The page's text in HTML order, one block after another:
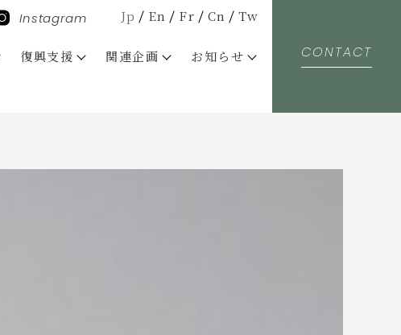
Jp En Fr Cn Tw
Instagram
CONTACT
復興支援 関連企画 お知らせ